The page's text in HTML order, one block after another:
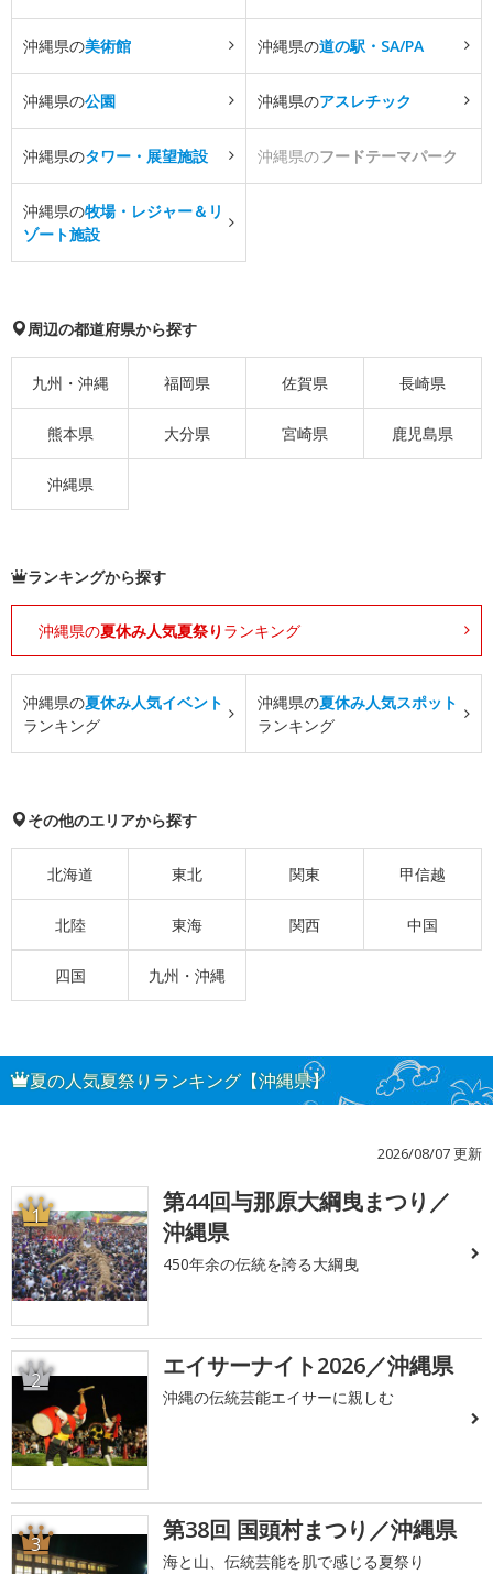
沖縄県の美術館 沖縄県の道の駅・SA/PA
沖縄県の公園 沖縄県のアスレチック
沖縄県のタワー・展望施設 沖縄県のフードテーマパーク
沖縄県の牧場・レジャー＆リ
ゾート施設
周辺の都道府県から探す
九州・沖縄 福岡県 佐賀県 長崎県
熊本県 大分県 宮崎県 鹿児島県
沖縄県
ランキングから探す
沖縄県の夏休み人気夏祭り ランキング
沖縄県の夏休み人気イベント
ランキング
沖縄県の夏休み人気スポット
ランキング
その他のエリアから探す
北海道 東北 関東 甲信越
北陸 東海 関西 中国
四国 九州・沖縄
夏の人気夏祭りランキング【沖縄県】
2026/08/07 更新
1
第44回与那原大綱曳まつり／
沖縄県
450年余の伝統を誇る大綱曳
2 エイサーナイト2026／沖縄県
沖縄の伝統芸能エイサーに親しむ
3 第38回 国頭村まつり／沖縄県
海と山、伝統芸能を肌で感じる夏祭り